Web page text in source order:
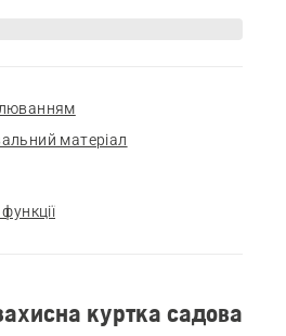
матеріал
куртка садова